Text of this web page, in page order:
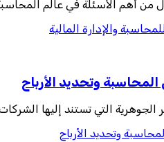
أهم الأسئلة في عالم المحاسبة
والإدارة المالية
وتحديد الأرباح
التي تستند إليها
وتحديد الأرباح